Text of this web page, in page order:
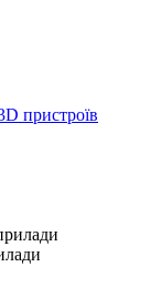
пристроїв